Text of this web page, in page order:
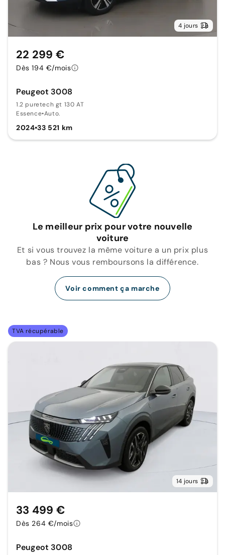
4 jours
Peugeot 3008
1.2 puretech gt 130 AT
Essence•Auto.
2024•33 521 km
22 299 €
Dès 194 €/mois
Le meilleur prix pour votre nouvelle
voiture
Et si vous trouvez la même voiture a un prix plus
bas ? Nous vous remboursons la différence.
Voir comment ça marche
TVA récupérable
14 jours
Peugeot 3008
33 499 €
Dès 264 €/mois